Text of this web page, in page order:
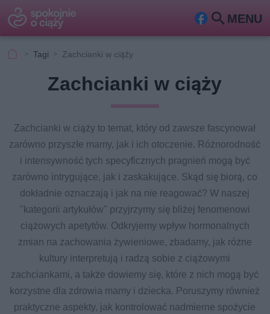
MENU
Fa Szu
Tagi Zachcianki w ciąży
Zachcianki w ciąży
Zachcianki w ciąży to temat, który od zawsze fascynował
zarówno przyszłe mamy, jak i ich otoczenie. Różnorodność
i intensywność tych specyficznych pragnień mogą być
zarówno intrygujące, jak i zaskakujące. Skąd się biorą, co
dokładnie oznaczają i jak na nie reagować? W naszej
"kategorii artykułów" przyjrzymy się bliżej fenomenowi
ciążowych apetytów. Odkryjemy wpływ hormonalnych
zmian na zachowania żywieniowe, zbadamy, jak różne
kultury interpretują i radzą sobie z ciążowymi
zachciankami, a także dowiemy się, które z nich mogą być
korzystne dla zdrowia mamy i dziecka. Poruszymy również
praktyczne aspekty, jak kontrolować nadmierne spożycie